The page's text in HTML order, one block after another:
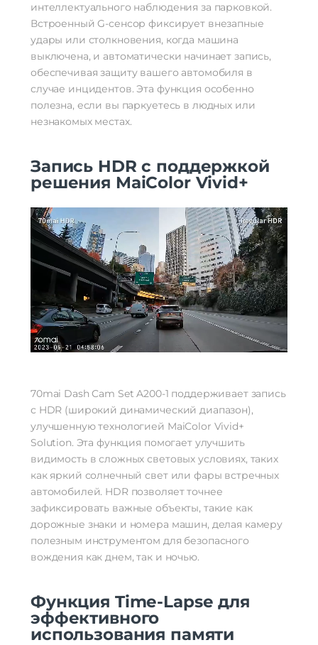
интеллектуального наблюдения за парковкой.
Встроенный G-сенсор фиксирует внезапные
удары или столкновения, когда машина
выключена, и автоматически начинает запись,
обеспечивая защиту вашего автомобиля в
случае инцидентов. Эта функция особенно
полезна, если вы паркуетесь в людных или
незнакомых местах.
Запись HDR с поддержкой
решения MaiColor Vivid+
70mai Dash Cam Set A200-1 поддерживает запись
с HDR (широкий динамический диапазон),
улучшенную технологией MaiColor Vivid+
Solution. Эта функция помогает улучшить
видимость в сложных световых условиях, таких
как яркий солнечный свет или фары встречных
автомобилей. HDR позволяет точнее
зафиксировать важные объекты, такие как
дорожные знаки и номера машин, делая камеру
полезным инструментом для безопасного
вождения как днем, так и ночью.
Функция Time-Lapse для
эффективного
использования памяти